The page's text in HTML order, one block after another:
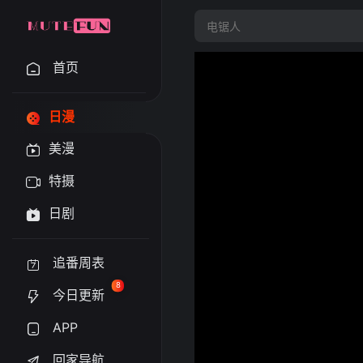
首页
日漫
美漫
特摄
日剧
追番周表
今日更新
8
APP
回家导航